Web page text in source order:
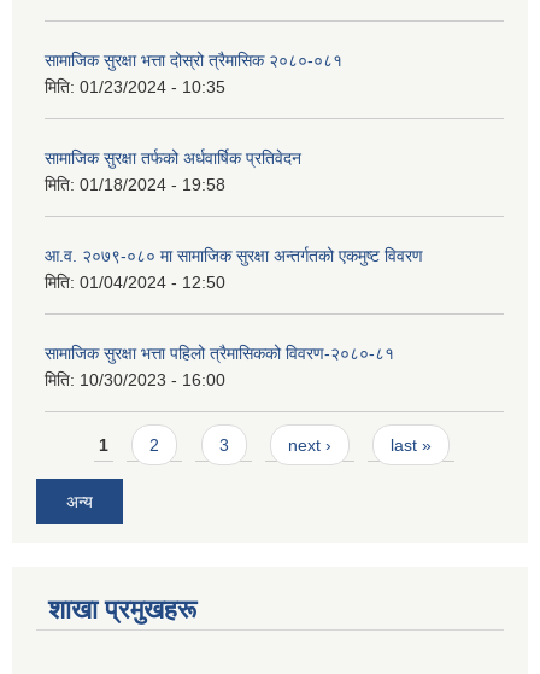
सामाजिक सुरक्षा भत्ता दोस्रो त्रैमासिक २०८०-०८१
मिति: 01/23/2024 - 10:35
सामाजिक सुरक्षा तर्फको अर्धवार्षिक प्रतिवेदन
मिति: 01/18/2024 - 19:58
आ.व. २०७९-०८० मा सामाजिक सुरक्षा अन्तर्गतको एकमुष्ट विवरण
मिति: 01/04/2024 - 12:50
सामाजिक सुरक्षा भत्ता पहिलो त्रैमासिकको विवरण-२०८०-८१
मिति: 10/30/2023 - 16:00
Pages
1 2 3 next › last »
अन्य
शाखा प्रमुखहरू